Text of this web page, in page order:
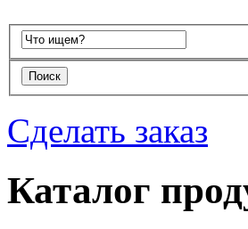
Сделать заказ
Каталог